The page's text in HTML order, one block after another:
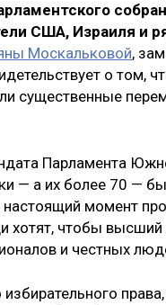
США, Израиля и
Москальковой,
о том,
существенные
Парламента
— а их более 70 —
момент
хотят, чтобы высший
и честных
избирательного